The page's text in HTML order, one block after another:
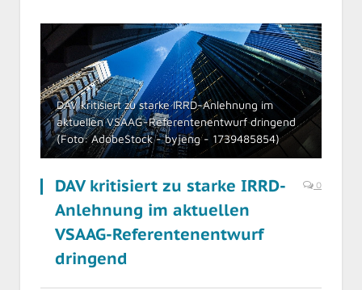
DAV kritisiert zu starke IRRD-Anlehnung im
aktuellen VSAAG-Referentenentwurf dringend
(Foto: AdobeStock - byjeng - 1739485854)
DAV kritisiert zu starke IRRD-
Anlehnung im aktuellen
VSAAG-Referentenentwurf
dringend
0